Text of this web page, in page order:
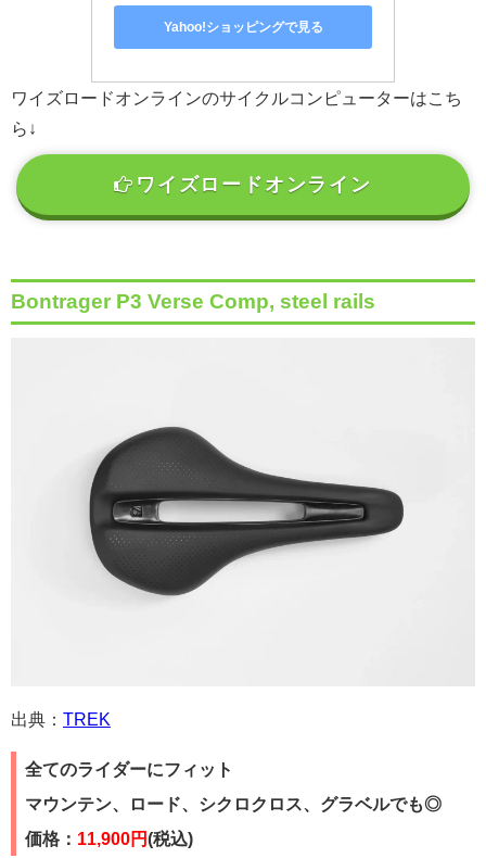
Yahoo!ショッピングで見る
ワイズロードオンラインのサイクルコンピューターはこち
ら↓
ワイズロードオンライン
Bontrager P3 Verse Comp, steel rails
出典： TREK
全てのライダーにフィット
マウンテン、ロード、シクロクロス、グラベルでも◎
価格： 11,900円(税込)